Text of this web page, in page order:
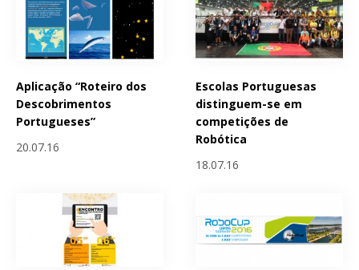
Aplicação “Roteiro dos
Descobrimentos
Portugueses”
20.07.16
Escolas Portuguesas
distinguem-se em
competições de
Robótica
18.07.16